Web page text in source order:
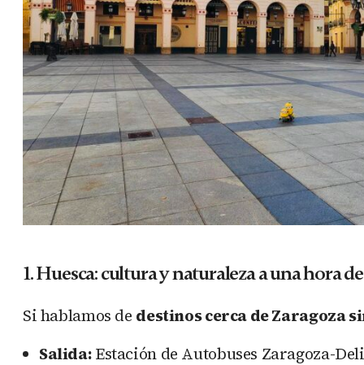
1. Huesca: cultura y naturaleza a una hora
Si hablamos de destinos cerca de Zaragoza
Salida:Estación de Autobuses Zaragoza-